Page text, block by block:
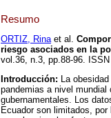
Resumo
ORTIZ, Rinaet al.
riesgo asociados en la
vol.36, n.3, pp.88-96. ISSN
Introducción: La
pandemias a nivel
gubernamentales. Los
Ecuador son limitados,